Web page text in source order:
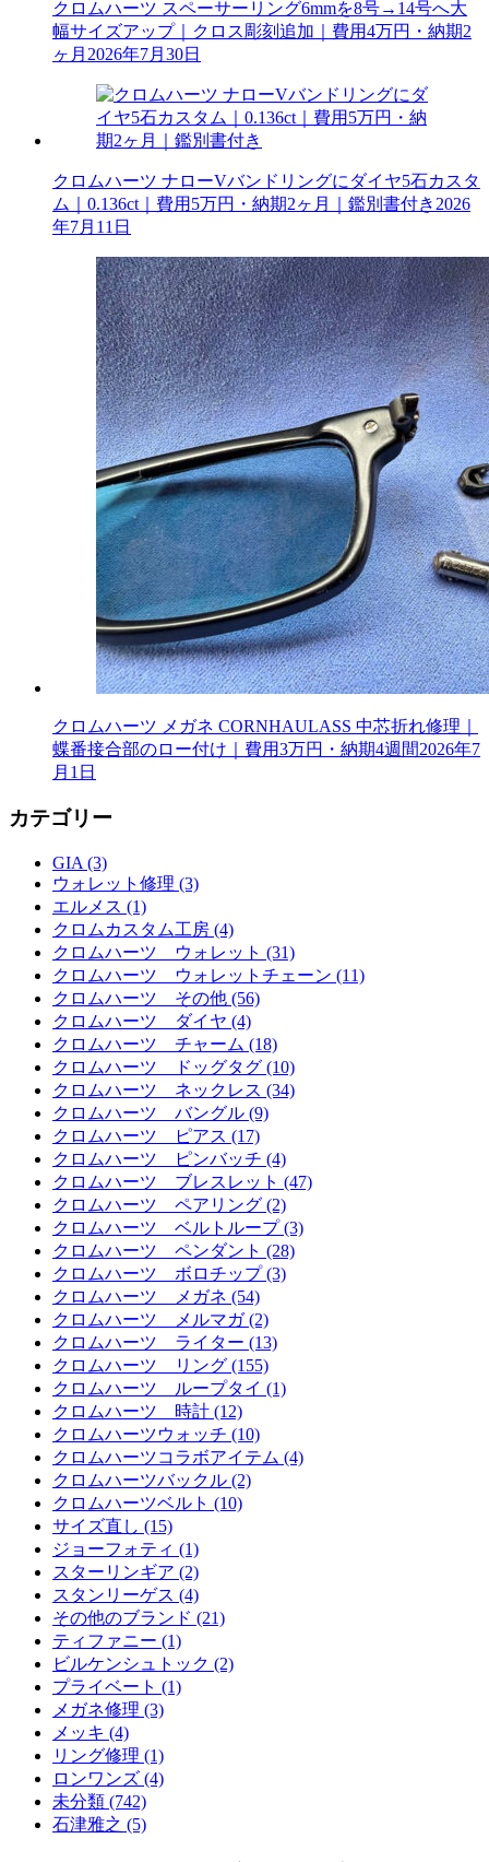
クロムハーツ スペーサーリング6mmを8号→14号へ大
幅サイズアップ｜クロス彫刻追加｜費用4万円・納期2
ヶ月 2026年7月30日
クロムハーツ ナローVバンドリングにダイヤ5石カスタ
ム｜0.136ct｜費用5万円・納期2ヶ月｜鑑別書付き 2026
年7月11日
クロムハーツ メガネ CORNHAULASS 中芯折れ修理｜
蝶番接合部のロー付け｜費用3万円・納期4週間2026年7
月1日
カテゴリー
GIA (3)
ウォレット修理 (3)
エルメス (1)
クロムカスタム工房 (4)
クロムハーツ ウォレット (31)
クロムハーツ ウォレットチェーン (11)
クロムハーツ その他 (56)
クロムハーツ ダイヤ (4)
クロムハーツ チャーム (18)
クロムハーツ ドッグタグ (10)
クロムハーツ ネックレス (34)
クロムハーツ バングル (9)
クロムハーツ ピアス (17)
クロムハーツ ピンバッチ (4)
クロムハーツ ブレスレット (47)
クロムハーツ ペアリング (2)
クロムハーツ ベルトループ (3)
クロムハーツ ペンダント (28)
クロムハーツ ボロチップ (3)
クロムハーツ メガネ (54)
クロムハーツ メルマガ (2)
クロムハーツ ライター (13)
クロムハーツ リング (155)
クロムハーツ ループタイ (1)
クロムハーツ 時計 (12)
クロムハーツウォッチ (10)
クロムハーツコラボアイテム (4)
クロムハーツバックル (2)
クロムハーツベルト (10)
サイズ直し (15)
ジョーフォティ (1)
スターリンギア (2)
スタンリーゲス (4)
その他のブランド (21)
ティファニー (1)
ビルケンシュトック (2)
プライベート (1)
メガネ修理 (3)
メッキ (4)
リング修理 (1)
ロンワンズ (4)
未分類 (742)
石津雅之 (5)